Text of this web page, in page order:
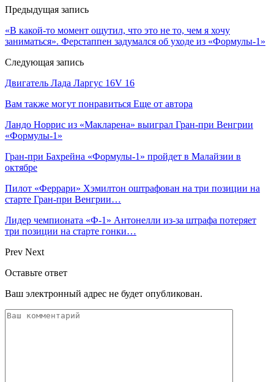
Предыдущая запись
«В какой‑то момент ощутил, что это не то, чем я хочу
заниматься». Ферстаппен задумался об уходе из «Формулы‑1»
Следующая запись
Двигатель Лада Ларгус 16V 16
Вам также могут понравиться Еще от автора
Ландо Норрис из «Макларена» выиграл Гран‑при Венгрии
«Формулы‑1»
Гран‑при Бахрейна «Формулы‑1» пройдет в Малайзии в
октябре
Пилот «Феррари» Хэмилтон оштрафован на три позиции на
старте Гран‑при Венгрии…
Лидер чемпионата «Ф‑1» Антонелли из‑за штрафа потеряет
три позиции на старте гонки…
Prev Next
Оставьте ответ
Ваш электронный адрес не будет опубликован.